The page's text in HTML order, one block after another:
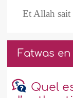
Et Allah sait
Fatwas
Quel